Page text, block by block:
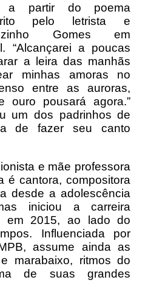
a partir do poema
pelo letrista e
Gomes em
“Alcançarei a poucas
a leira das manhãs
minhas amoras no
entre as auroras,
ouro pousará agora.”
um dos padrinhos de
de fazer seu canto
e mãe professora
é cantora, compositora
desde a adolescência
iniciou a carreira
em 2015, ao lado do
Influenciada por
assume ainda as
marabaixo, ritmos do
de suas grandes